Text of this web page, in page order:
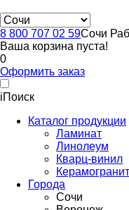
8 800 707 02 59Сочи
Ваша корзина пуста!
0
Оформить заказ
iПоиск
Каталог продукции
Ламинат
Линолеум
Кварц-винил
Керамогранит
Города
Сочи